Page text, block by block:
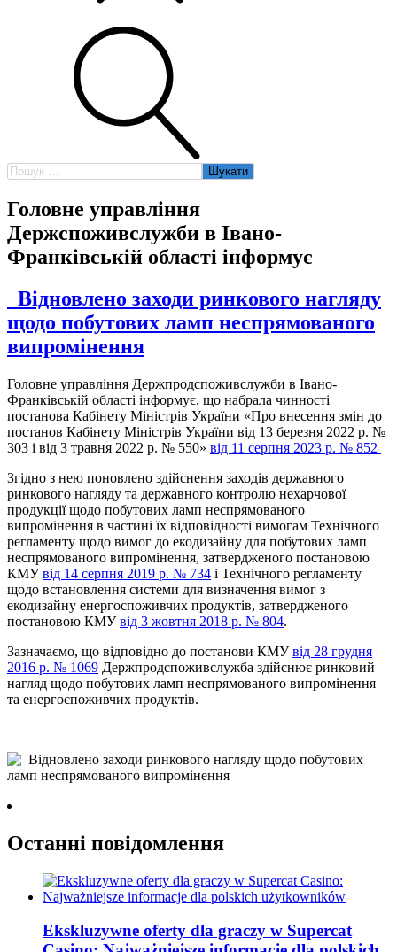
Пошук:
Головне управління
Держспоживслужби в Івано-
Франківській області інформує
Відновлено заходи ринкового нагляду
щодо побутових ламп неспрямованого
випромінення
Головне управління Держпродспоживслужби в Івано-
Франківській області інформує, що набрала чинності
постанова Кабінету Міністрів України «Про внесення змін до
постанов Кабінету Міністрів України від 13 березня 2022 р. №
303 і від 3 травня 2022 р. № 550» від 11 серпня 2023 р. № 852
Згідно з нею поновлено здійснення заходів державного
ринкового нагляду та державного контролю нехарчової
продукції щодо побутових ламп неспрямованого
випромінення в частині їх відповідності вимогам Технічного
регламенту щодо вимог до екодизайну для побутових ламп
неспрямованого випромінення, затвердженого постановою
КМУвід 14 серпня 2019 р. № 734 і Технічного регламенту
щодо встановлення системи для визначення вимог з
екодизайну енергоспоживчих продуктів, затвердженого
постановою КМУвід 3 жовтня 2018 р. № 804.
Зазначаємо, що відповідно до постанови КМУвід 28 грудня
2016 р. № 1069 Держпродспоживслужба здійснює ринковий
нагляд щодо побутових ламп неспрямованого випромінення
та енергоспоживчих продуктів.
Останні повідомлення
Ekskluzywne oferty dla graczy w Supercat